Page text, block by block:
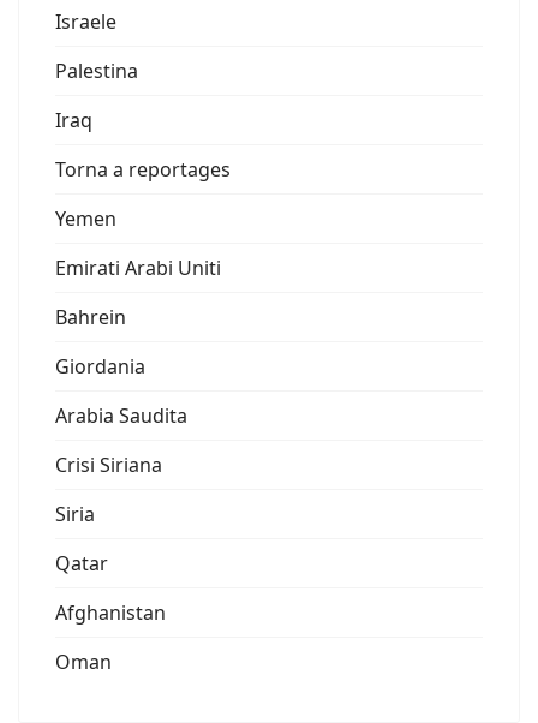
Israele
Palestina
Iraq
Torna a reportages
Yemen
Emirati Arabi Uniti
Bahrein
Giordania
Arabia Saudita
Crisi Siriana
Siria
Qatar
Afghanistan
Oman